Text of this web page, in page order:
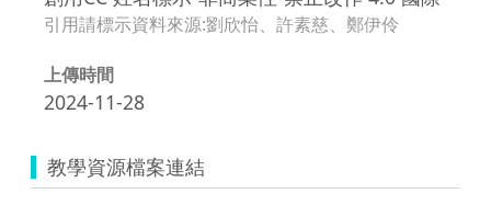
引用請標示資料來源:劉欣怡、許素慈、鄭伊伶
上傳時間
2024-11-28
教學資源檔案連結